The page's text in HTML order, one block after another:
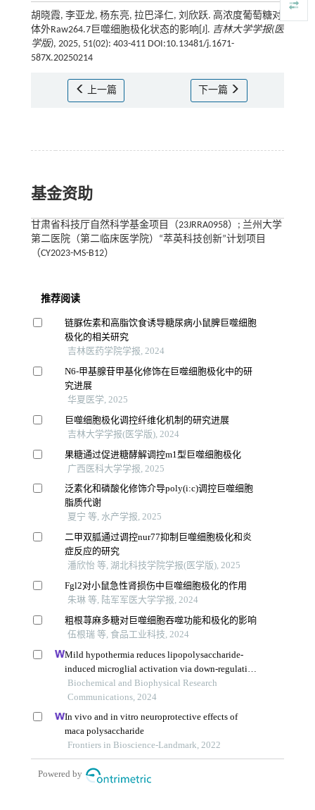
胡晓霞, 李亚龙, 杨东亮, 拉巴泽仁, 刘欣跃. 高浓度葡萄糖对
体外Raw264.7巨噬细胞极化状态的影响[J]. 吉林大学学报(医
学版), 2025, 51(02): 403-411 DOI:10.13481/j.1671-
587X.20250214
上一篇 下一篇
基金资助
甘肃省科技厅自然科学基金项目（23JRRA0958）; 兰州大学
第二医院（第二临床医学院）“萃英科技创新”计划项目
（CY2023-MS-B12）